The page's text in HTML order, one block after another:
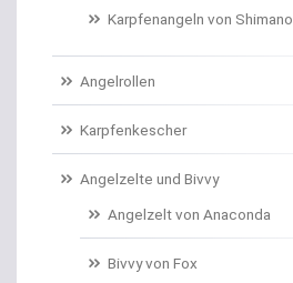
Brandungs- / Weitwurfrollen
Brandungsbleie
Brothaken gebunden
Campinggeschirr
Karpfenangeln von Shimano
Angelrollen
Karpfenkescher
Angelzelte und Bivvy
Angelzelt von Anaconda
Bivvy von Fox